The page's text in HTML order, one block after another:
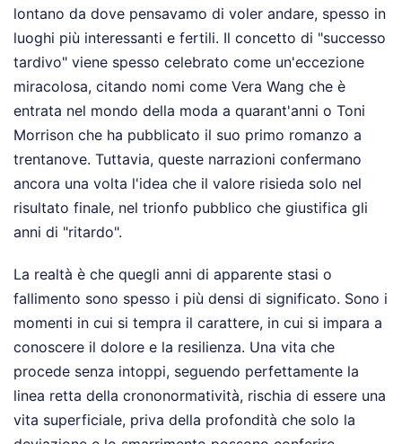
lontano da dove pensavamo di voler andare, spesso in
luoghi più interessanti e fertili. Il concetto di "successo
tardivo" viene spesso celebrato come un'eccezione
miracolosa, citando nomi come Vera Wang che è
entrata nel mondo della moda a quarant'anni o Toni
Morrison che ha pubblicato il suo primo romanzo a
trentanove. Tuttavia, queste narrazioni confermano
ancora una volta l'idea che il valore risieda solo nel
risultato finale, nel trionfo pubblico che giustifica gli
anni di "ritardo".
La realtà è che quegli anni di apparente stasi o
fallimento sono spesso i più densi di significato. Sono i
momenti in cui si tempra il carattere, in cui si impara a
conoscere il dolore e la resilienza. Una vita che
procede senza intoppi, seguendo perfettamente la
linea retta della crononormatività, rischia di essere una
vita superficiale, priva della profondità che solo la